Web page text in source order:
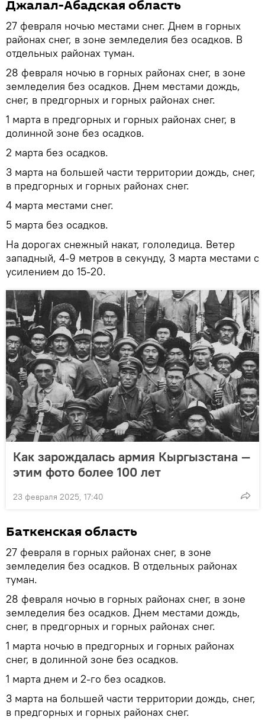
Джалал-Абадская область
27 февраля ночью местами снег. Днем в горных
районах снег, в зоне земледелия без осадков. В
отдельных районах туман.
28 февраля ночью в горных районах снег, в зоне
земледелия без осадков. Днем местами дождь,
снег, в предгорных и горных районах снег.
1 марта в предгорных и горных районах снег, в
долинной зоне без осадков.
2 марта без осадков.
3 марта на большей части территории дождь, снег,
в предгорных и горных районах снег.
4 марта местами снег.
5 марта без осадков.
На дорогах снежный накат, гололедица. Ветер
западный, 4-9 метров в секунду, 3 марта местами с
усилением до 15-20.
Как зарождалась армия Кыргызстана —
этим фото более 100 лет
23 февраля 2025, 17:40
Баткенская область
27 февраля в горных районах снег, в зоне
земледелия без осадков. В отдельных районах
туман.
28 февраля ночью в горных районах снег, в зоне
земледелия без осадков. Днем местами дождь,
снег, в предгорных и горных районах снег.
1 марта ночью в предгорных и горных районах
снег, в долинной зоне без осадков.
1 марта днем и 2-го без осадков.
3 марта на большей части территории дождь, снег,
в предгорных и горных районах снег.